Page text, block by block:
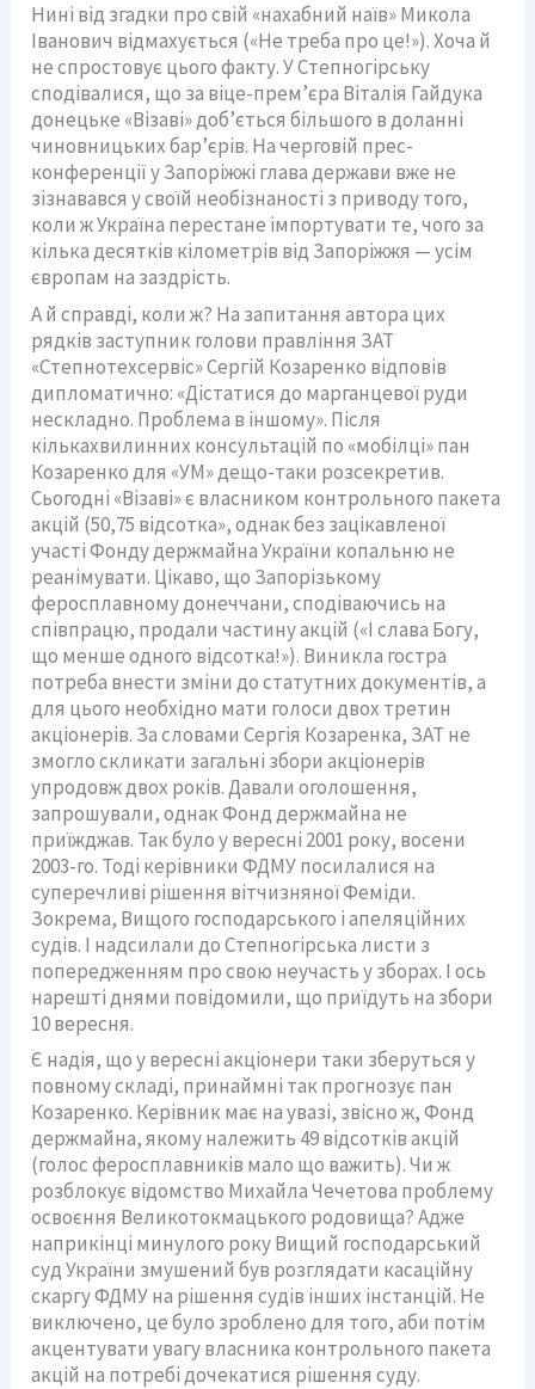
Нині від згадки про свій «нахабний наїв» Микола
Іванович відмахується («Не треба про це!»). Хоча й
не спростовує цього факту. У Степногірську
сподівалися, що за віце-прем’єра Віталія Гайдука
донецьке «Візаві» доб’ється більшого в доланні
чиновницьких бар’єрів. На черговій прес-
конференції у Запоріжжі глава держави вже не
зізнавався у своїй необізнаності з приводу того,
коли ж Україна перестане імпортувати те, чого за
кілька десятків кілометрів від Запоріжжя — усім
європам на заздрість.
А й справді, коли ж? На запитання автора цих
рядків заступник голови правління ЗАТ
«Степнотехсервіс» Сергій Козаренко відповів
дипломатично: «Дістатися до марганцевої руди
нескладно. Проблема в іншому». Після
кількахвилинних консультацій по «мобілці» пан
Козаренко для «УМ» дещо-таки розсекретив.
Сьогодні «Візаві» є власником контрольного пакета
акцій (50,75 відсотка», однак без зацікавленої
участі Фонду держмайна України копальню не
реанімувати. Цікаво, що Запорізькому
феросплавному донеччани, сподіваючись на
співпрацю, продали частину акцій («І слава Богу,
що менше одного відсотка!»). Виникла гостра
потреба внести зміни до статутних документів, а
для цього необхідно мати голоси двох третин
акціонерів. За словами Сергія Козаренка, ЗАТ не
змогло скликати загальні збори акціонерів
упродовж двох років. Давали оголошення,
запрошували, однак Фонд держмайна не
приїжджав. Так було у вересні 2001 року, восени
2003-го. Тоді керівники ФДМУ посилалися на
суперечливі рішення вітчизняної Феміди.
Зокрема, Вищого господарського і апеляційних
судів. І надсилали до Степногірська листи з
попередженням про свою неучасть у зборах. І ось
нарешті днями повідомили, що приїдуть на збори
10 вересня.
Є надія, що у вересні акціонери таки зберуться у
повному складі, принаймні так прогнозує пан
Козаренко. Керівник має на увазі, звісно ж, Фонд
держмайна, якому належить 49 відсотків акцій
(голос феросплавників мало що важить). Чи ж
розблокує відомство Михайла Чечетова проблему
освоєння Великотокмацького родовища? Адже
наприкінці минулого року Вищий господарський
суд України змушений був розглядати касаційну
скаргу ФДМУ на рішення судів інших інстанцій. Не
виключено, це було зроблено для того, аби потім
акцентувати увагу власника контрольного пакета
акцій на потребі дочекатися рiшення суду.